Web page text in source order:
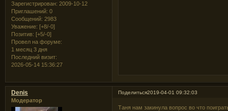
Зарегистрирован: 2009-10-12
Приглашений: 0
Сообщений: 2983
Уважение: [+8/-0]
Позитив: [+5/-0]
Провел на форуме:
1 месяц 3 дня
Последний визит:
2026-05-14 15:36:27
Поделиться2019-04-01 09:32:03
Denis
Модератор
Таня нам закинула вопрос во что